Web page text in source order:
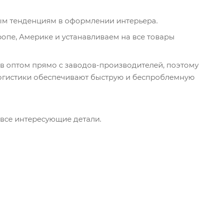
тенденциям в оформлении интерьера.
Америке и устанавливаем на все товары
оптом прямо с заводов-производителей, поэтому
обеспечивают быструю и беспроблемную
интересующие детали.